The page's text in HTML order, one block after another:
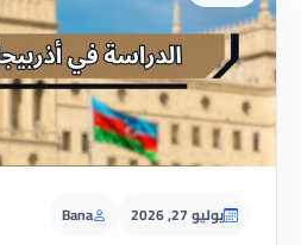
يوليو 27, 2026 Bana